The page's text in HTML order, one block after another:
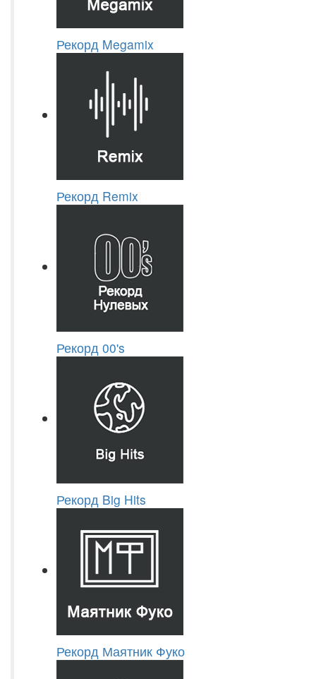
Рекорд Megamix
Рекорд Remix
Рекорд 00's
Рекорд Big Hits
Рекорд Маятник Фуко